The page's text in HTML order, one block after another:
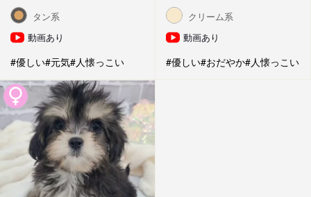
タン系
動画あり
#優しい#元気#人懐っこい
クリーム系
動画あり
#優しい#おだやか#人懐っこい